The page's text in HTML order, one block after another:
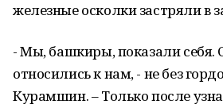
железные осколки застряли в
- Мы, башкиры, показали себя.
относились к нам, - не без
Курамшин. – Только после